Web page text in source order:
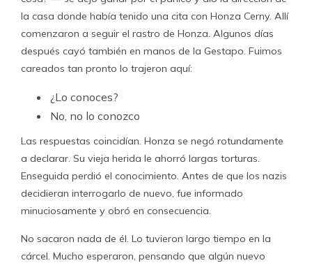
la casa donde había tenido una cita con Honza Cerny. Allí
comenzaron a seguir el rastro de Honza. Algunos días
después cayó también en manos de la Gestapo. Fuimos
careados tan pronto lo trajeron aquí:
¿Lo conoces?
No, no lo conozco
Las respuestas coincidían. Honza se negó rotundamente
a declarar. Su vieja herida le ahorró largas torturas.
Enseguida perdió el conocimiento. Antes de que los nazis
decidieran interrogarlo de nuevo, fue informado
minuciosamente y obró en consecuencia.
No sacaron nada de él. Lo tuvieron largo tiempo en la
cárcel. Mucho esperaron, pensando que algún nuevo